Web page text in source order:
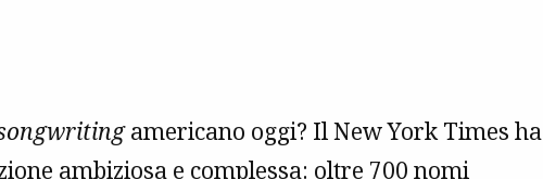
americano oggi? Il New York Times ha
ambiziosa e complessa: oltre 700 nomi